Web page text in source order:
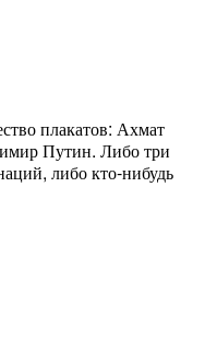
плакатов: Ахмат
Путин. Либо три
либо кто-нибудь